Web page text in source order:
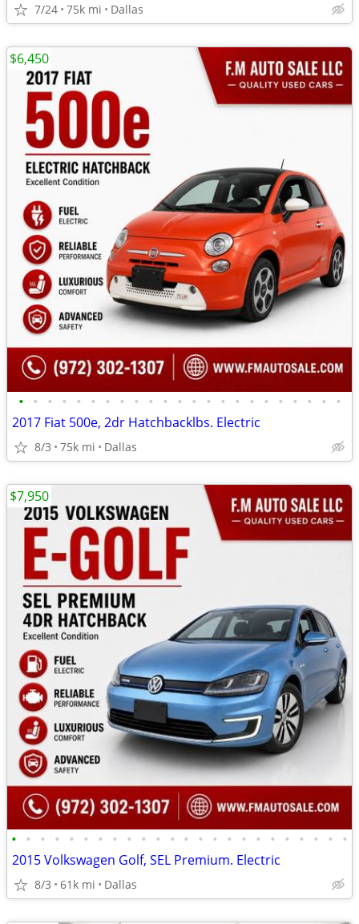
7/24 75k mi Dallas
• • • • • • • • • • • • • • • • • • • • • • •
2017 Fiat 500e, 2dr Hatchbacklbs. Electric
8/3 75k mi Dallas
$6,450
• • • • • • • • • • • • • • • • • • • • • • • •
2015 Volkswagen Golf, SEL Premium. Electric
8/3 61k mi Dallas
$7,950